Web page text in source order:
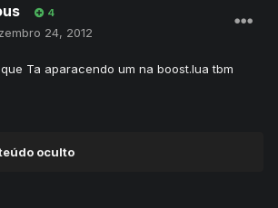
4
24, 2012
Ta aparacendo um na boost.lua tbm
oculto